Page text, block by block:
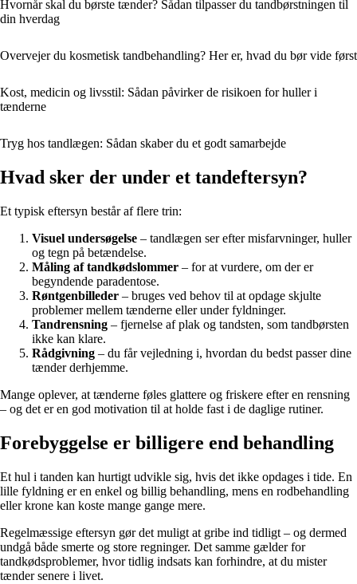
Hvornår skal du børste tænder? Sådan tilpasser du tandbørstningen til
din hverdag
Overvejer du kosmetisk tandbehandling? Her er, hvad du bør vide først
Kost, medicin og livsstil: Sådan påvirker de risikoen for huller i
tænderne
Tryg hos tandlægen: Sådan skaber du et godt samarbejde
Hvad sker der under et tandeftersyn?
Et typisk eftersyn består af flere trin:
Visuel undersøgelse – tandlægen ser efter misfarvninger, huller
og tegn på betændelse.
Måling af tandkødslommer – for at vurdere, om der er
begyndende paradentose.
Røntgenbilleder – bruges ved behov til at opdage skjulte
problemer mellem tænderne eller under fyldninger.
Tandrensning – fjernelse af plak og tandsten, som tandbørsten
ikke kan klare.
Rådgivning – du får vejledning i, hvordan du bedst passer dine
tænder derhjemme.
Mange oplever, at tænderne føles glattere og friskere efter en rensning
– og det er en god motivation til at holde fast i de daglige rutiner.
Forebyggelse er billigere end behandling
Et hul i tanden kan hurtigt udvikle sig, hvis det ikke opdages i tide. En
lille fyldning er en enkel og billig behandling, mens en rodbehandling
eller krone kan koste mange gange mere.
Regelmæssige eftersyn gør det muligt at gribe ind tidligt – og dermed
undgå både smerte og store regninger. Det samme gælder for
tandkødsproblemer, hvor tidlig indsats kan forhindre, at du mister
tænder senere i livet.